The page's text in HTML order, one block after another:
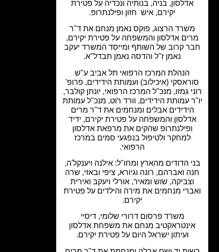
אדלסון, בניה, בנותיה ונכדיה על פטירת
יקירם, איש חזון ופילנתרופ.
הרצוג, פוקס נאמן מנחם את ד"ר
אדלסון והמשפחה על פטירת יקירם,
קרוב של השותף ומייסד המשרד יעקב
נאמן ז"ל והדסה נאמן תבדל"א.
הנהלת המרכז הרפואי תל אביב ע"ש
(איכילוב) ועמותת הידידים, פרופ'
גמזו, מנכ"ל המרכז הרפואי, יונתן קולבר,
עמותת הידידים, וורד רוט, מנכ"ל עמותת
הידידים אבלים ומנחמים את ד"ר מרים
והמשפחה על פטירת יקירם, ידיד
ופילנתרופ שהקים את מרפאת אדלסון
למחקר ולטיפול בנפגעי סמים במרכז
הדודים מהארץ ומחו"ל: אילנה ויענקל'ה,
ואברהם, רונה וגיורא, ציפי ובאזי, שרה
שוש ומאיר, אורלי ויעקב ואירית
מנחמים את מירה והילדים על פטירת
משרד פרסום דרורי שלומי, דיסיי
מנחם את משפחת אדלסון
ועיתון ישראל היום על פטירת יקירם.